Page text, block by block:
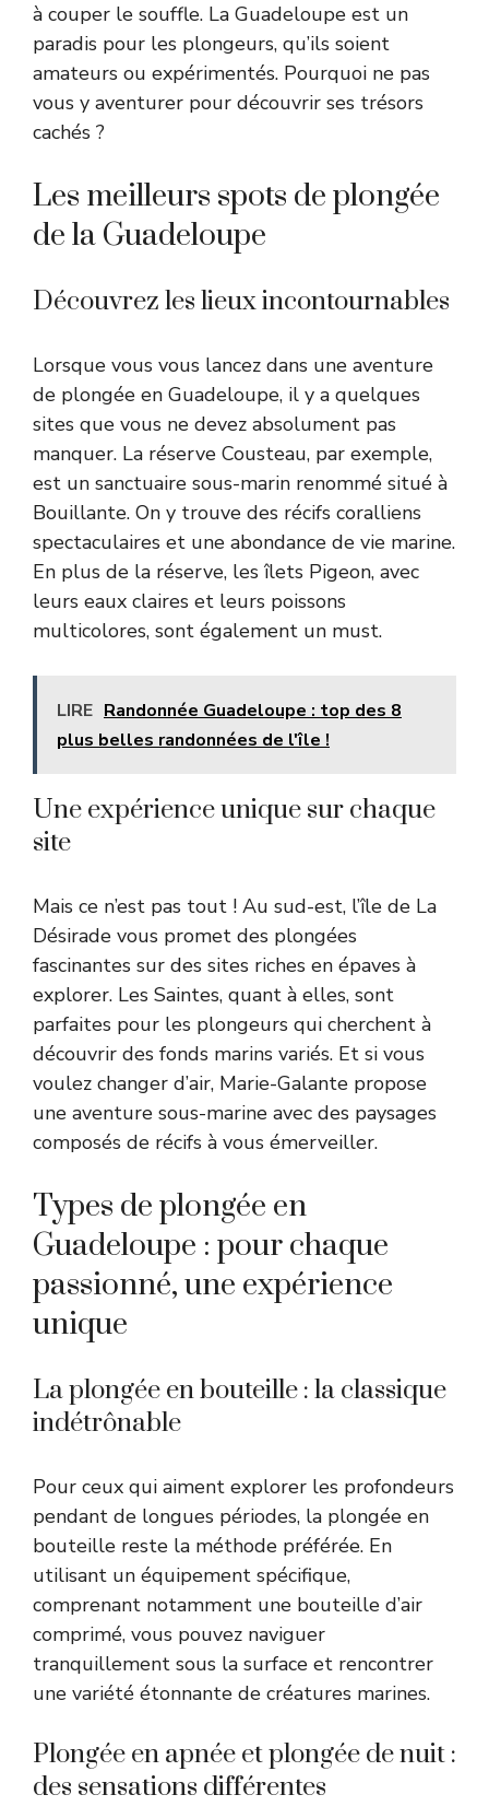
à couper le souffle. La Guadeloupe est un
paradis pour les plongeurs, qu’ils soient
amateurs ou expérimentés. Pourquoi ne pas
vous y aventurer pour découvrir ses trésors
cachés ?
Les meilleurs spots de plongée
de la Guadeloupe
Découvrez les lieux incontournables
Lorsque vous vous lancez dans une aventure
de plongée en Guadeloupe, il y a quelques
sites que vous ne devez absolument pas
manquer. La réserve Cousteau, par exemple,
est un sanctuaire sous-marin renommé situé à
Bouillante. On y trouve des récifs coralliens
spectaculaires et une abondance de vie marine.
En plus de la réserve, les îlets Pigeon, avec
leurs eaux claires et leurs poissons
multicolores, sont également un must.
LIRE Randonnée Guadeloupe : top des 8
plus belles randonnées de l'île !
Une expérience unique sur chaque
site
Mais ce n’est pas tout ! Au sud-est, l’île de La
Désirade vous promet des plongées
fascinantes sur des sites riches en épaves à
explorer. Les Saintes, quant à elles, sont
parfaites pour les plongeurs qui cherchent à
découvrir des fonds marins variés. Et si vous
voulez changer d’air, Marie-Galante propose
une aventure sous-marine avec des paysages
composés de récifs à vous émerveiller.
Types de plongée en
Guadeloupe : pour chaque
passionné, une expérience
unique
La plongée en bouteille : la classique
indétrônable
Pour ceux qui aiment explorer les profondeurs
pendant de longues périodes, la plongée en
bouteille reste la méthode préférée. En
utilisant un équipement spécifique,
comprenant notamment une bouteille d’air
comprimé, vous pouvez naviguer
tranquillement sous la surface et rencontrer
une variété étonnante de créatures marines.
Plongée en apnée et plongée de nuit :
des sensations différentes